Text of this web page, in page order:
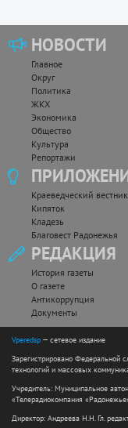
НОВОСТИ
Главное
Округ
Политика
ЖКХ
Экономика
Общество
Культура
Репортажи
Краеведческий вестник
Кипяток
Кладезь
Благовест Радонежья
РЕДАКЦИЯ
История газеты
О газете
Антикоррупция
Документы
Vperedsp — сетевое издание
Зарегистрировано Федеральной
технологий и массовых
Учредитель: Муниципальное
«Телерадиокомпания
Директор: Андреева Н.Н. Гл.